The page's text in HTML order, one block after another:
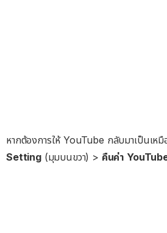
หากต้องการให้ YouTube กลับมาเป็นเห
Setting(มุมบนขวา) > คืนค่า